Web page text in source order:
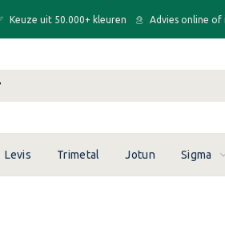
Keuze uit 50.000+ kleuren Advies online of
Levis Trimetal Jotun Sigma